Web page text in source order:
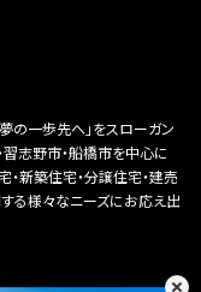
の一歩先へ」をスローガン
志野市・船橋市を中心に
・新築住宅・分譲住宅・建売
る様々なニーズにお応え出